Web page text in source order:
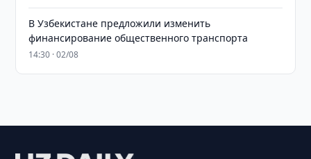
В Узбекистане предложили изменить
финансирование общественного транспорта
14:30 · 02/08